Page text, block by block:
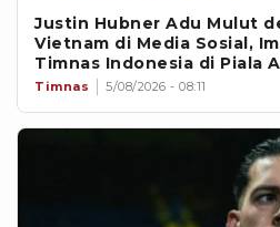
Justin Hubner Adu Mulut
Vietnam di Media Sosial,
Timnas Indonesia di Piala
Timnas 5/08/2026 - 08:11